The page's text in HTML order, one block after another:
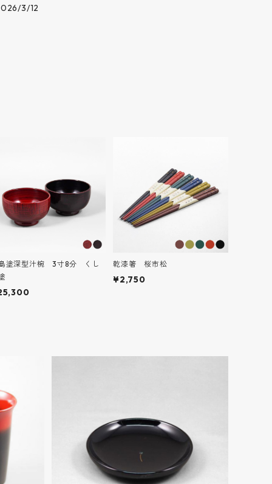
3/12
塗深型汁椀 3寸8分 くし
乾漆箸 桜市松
¥2,750
し塗
輪島塗 木皿 3寸5分 四葉クローバ
ー蒔絵
¥18,700
SOLD OUT